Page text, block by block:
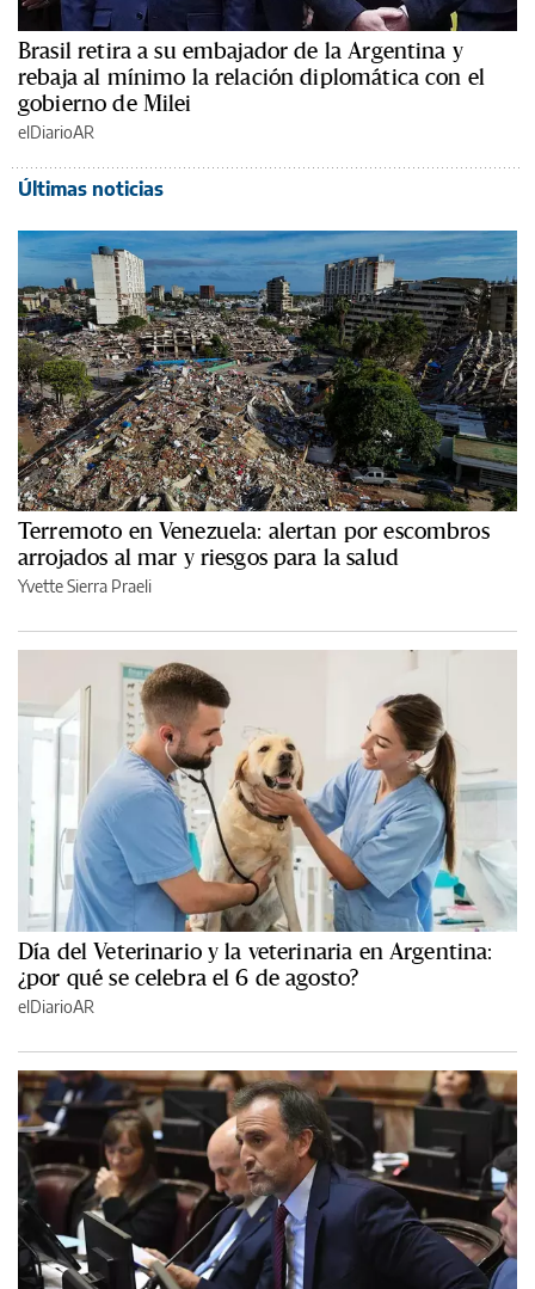
Brasil retira a su embajador de la Argentina y
rebaja al mínimo la relación diplomática con el
gobierno de Milei
elDiarioAR
Últimas noticias
Terremoto en Venezuela: alertan por escombros
arrojados al mar y riesgos para la salud
Yvette Sierra Praeli
Día del Veterinario y la veterinaria en Argentina:
¿por qué se celebra el 6 de agosto?
elDiarioAR